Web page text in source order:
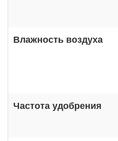
Влажность воздуха
Частота удобрения